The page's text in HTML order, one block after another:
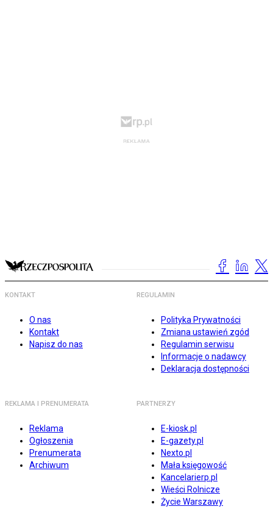
KONTAKT
O nas
Kontakt
Napisz do nas
REGULAMIN
Polityka Prywatności
Zmiana ustawień zgód
Regulamin serwisu
Informacje o nadawcy
Deklaracja dostępności
REKLAMA I PRENUMERATA
Reklama
Ogłoszenia
Prenumerata
Archiwum
PARTNERZY
E-kiosk.pl
E-gazety.pl
Nexto.pl
Mała księgowość
Kancelarierp.pl
Wieści Rolnicze
Życie Warszawy